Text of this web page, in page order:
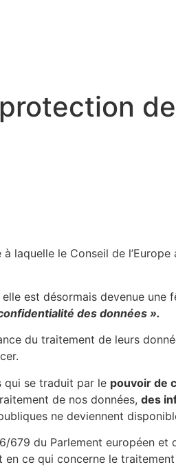
laquelle le Conseil de l’Europe
est désormais devenue une
des données ».
du traitement de leurs
qui se traduit par le pouvoir de
de nos données, des
ne deviennent
679 du Parlement européen et
ce qui concerne le